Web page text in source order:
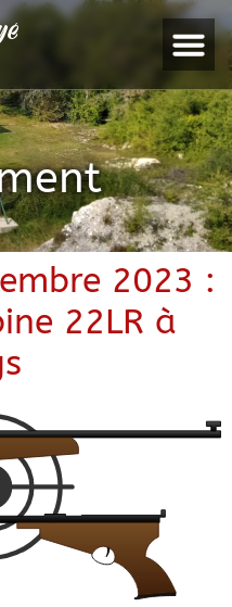
2023 :
22LR à